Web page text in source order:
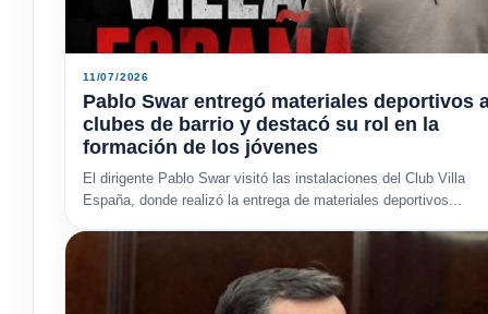
11/07/2026
Pablo Swar entregó materiales deportivos
clubes de barrio y destacó su rol en la
formación de los jóvenes
El dirigente Pablo Swar visitó las instalaciones del Club Villa
España, donde realizó la entrega de materiales deportivos...